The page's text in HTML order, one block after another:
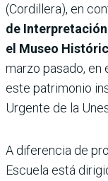
(Cordillera), en
de Interpretación
el Museo
marzo pasado, en
este patrimonio
Urgente de la
A diferencia de
Escuela está